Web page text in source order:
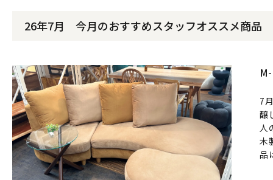
26年7月 今月のおすすめスタッフオススメ商品
7
醸
人
木
品